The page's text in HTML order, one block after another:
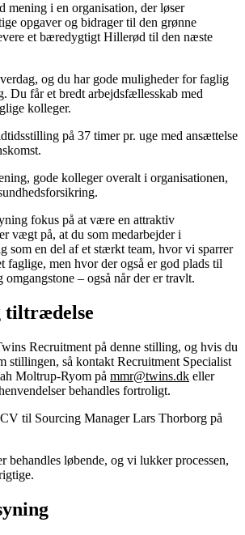
mening i en organisation, der løser
opgaver og bidrager til den grønne
et bæredygtigt Hillerød til den næste
og du har gode muligheder for faglig
Du får et bredt arbejdsfællesskab med
kolleger.
på 37 timer pr. uge med ansættelse
gode kolleger overalt i organisationen,
fokus på at være en attraktiv
vægt på, at du som medarbejder i
som en del af et stærkt team, hvor vi sparrer
faglige, men hvor der også er god plads til
– også når der er travlt.
tiltrædelse
Recruitment på denne stilling, og hvis du
stillingen, så kontakt Recruitment Specialist
Moltrup-Ryom på mmr@twins.dk eller
behandles fortroligt.
til Sourcing Manager Lars Thorborg på
behandles løbende, og vi lukker processen,